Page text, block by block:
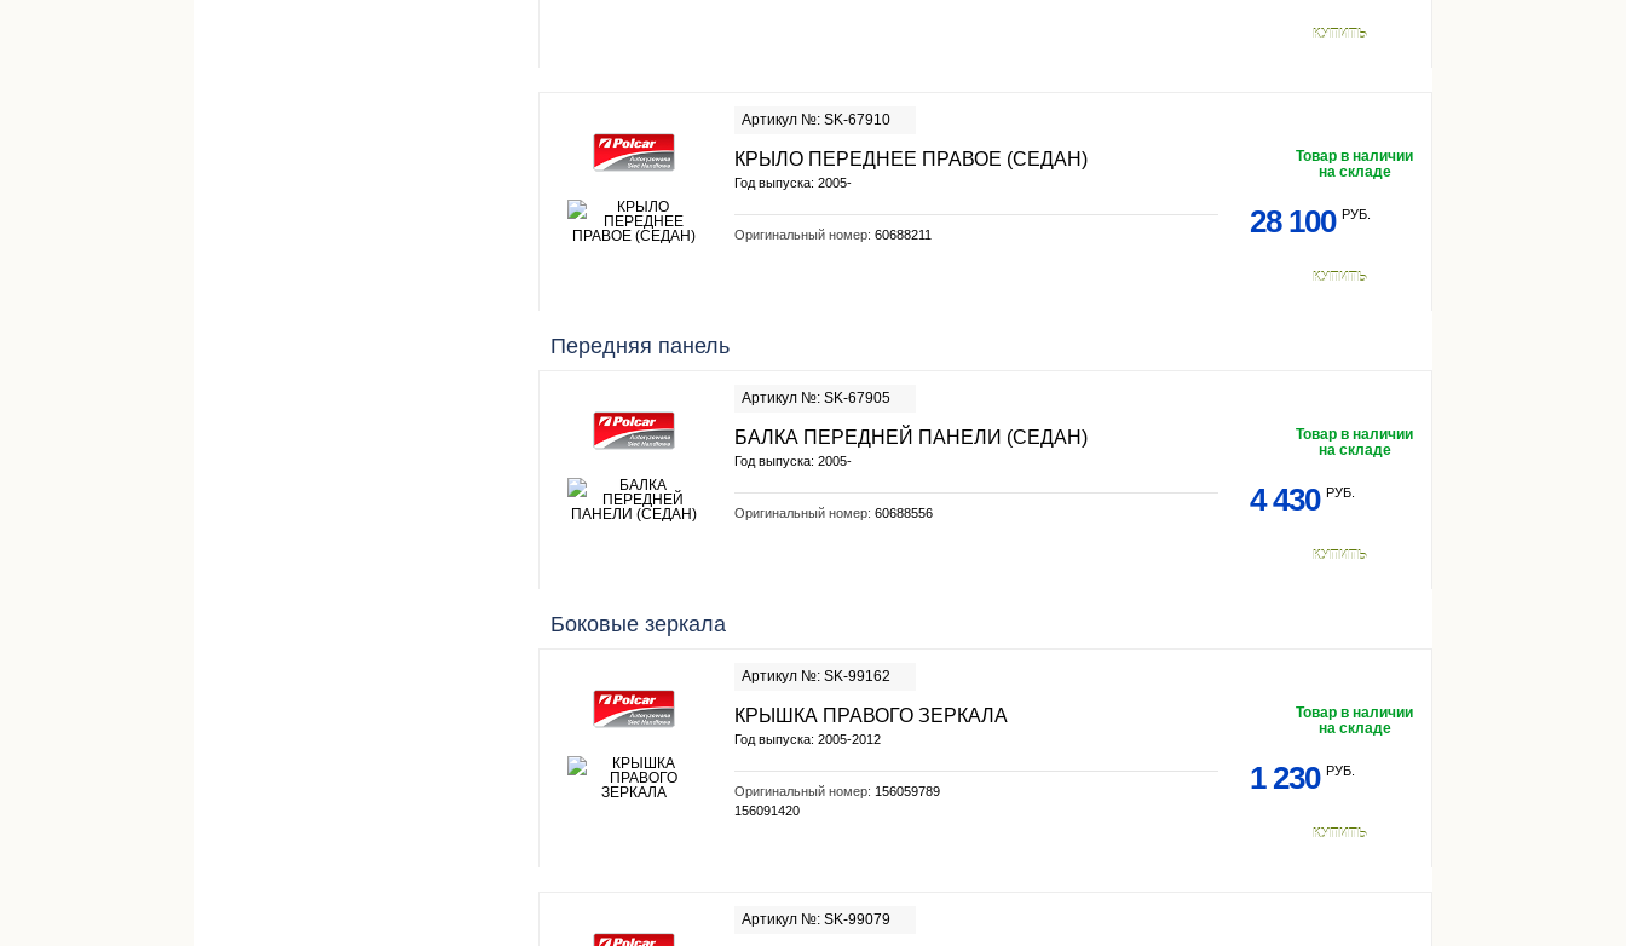
КУПИТЬ
Артикул №: SK-67910
КРЫЛО ПЕРЕДНЕЕ ПРАВОЕ (СЕДАН)
Год выпуска: 2005-
Оригинальный номер: 60688211
Товар в наличии
на складе
28 100 РУБ.
КУПИТЬ
Передняя панель
Артикул №: SK-67905
БАЛКА ПЕРЕДНЕЙ ПАНЕЛИ (СЕДАН)
Год выпуска: 2005-
Оригинальный номер: 60688556
Товар в наличии
на складе
4 430 РУБ.
КУПИТЬ
Боковые зеркала
Артикул №: SK-99162
КРЫШКА ПРАВОГО ЗЕРКАЛА
Год выпуска: 2005-2012
Оригинальный номер: 156059789
156091420
Товар в наличии
на складе
1 230 РУБ.
КУПИТЬ
Артикул №: SK-99079